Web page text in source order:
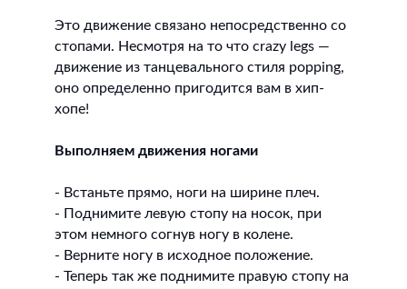
Это движение связано непосредственно со
стопами. Несмотря на то что crazy legs —
движение из танцевального стиля popping,
оно определенно пригодится вам в хип-
хопе!
Выполняем движения ногами
- Встаньте прямо, ноги на ширине плеч.
- Поднимите левую стопу на носок, при
этом немного согнув ногу в колене.
- Верните ногу в исходное положение.
- Теперь так же поднимите правую стопу на